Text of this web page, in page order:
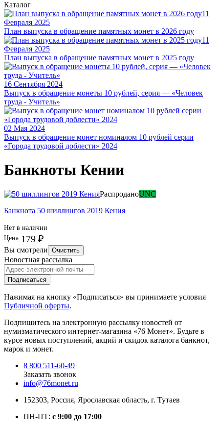
Каталог
11
Февраля 2025
План выпуска в обращение памятных монет в 2026 году
11
Февраля 2025
План выпуска в обращение памятных монет в 2025 году
16 Сентября 2024
Выпуск в обращение монеты 10 рублей, серия — «Человек
труда - Учитель»
02 Мая 2024
Выпуск в обращение монет номиналом 10 рублей серии
«Города трудовой доблести» 2024
Банкноты Кении
РаспроданоUNC
Банкнота 50 шиллингов 2019 Кения
Нет в наличии
Цена 179 ₽
Вы смотрели Очистить
Новостная рассылка
Подписаться
Нажимая на кнопку «Подписаться» вы принимаете условия
Публичной оферты.
Подпишитесь на электронную рассылку новостей от
нумизматического интернет-магазина «76 Монет». Будьте в
курсе новых поступлений, акций и скидок каталога банкнот,
марок и монет.
8 800 511-60-49
Заказать звонок
info@76monet.ru
152303, Россия, Ярославская область, г. Тутаев
ПН-ПТ: с 9:00 до 17:00